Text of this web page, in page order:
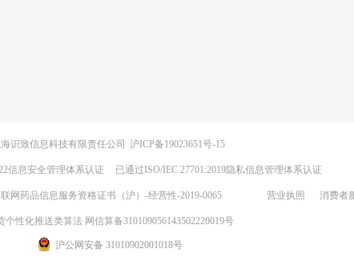
海识致信息科技有限责任公司 沪ICP备19023651号-15
信息安全管理体系认证 已通过ISO/IEC 27701:2019隐私信息管理体系认证
网药品信息服务资格证书（沪）-经营性-2019-0065 营业执照 消费者
个性化推送类算法 网信算备310109056143502220019号
沪公网安备 31010902001018号